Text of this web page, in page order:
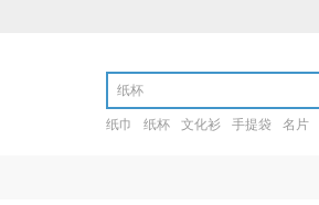
纸巾 纸杯 文化衫 手提袋 名片